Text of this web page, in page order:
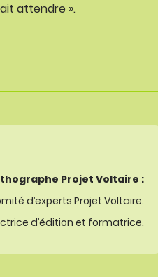
attendre ».
Projet Voltaire :
d’experts Projet Voltaire.
d’édition et formatrice.